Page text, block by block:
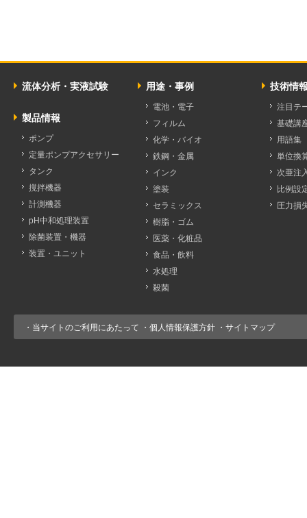
流体分析・実液試験
製品情報
ポンプ
定量ポンプアクセサリー
タンク
撹拌機器
計測機器
pH中和処理装置
除菌装置・機器
装置・ユニット
用途・事例
電池・電子
フィルム
化学・バイオ
鉄鋼・金属
インク
塗装
セラミックス
樹脂・ゴム
医薬・化粧品
食品・飲料
水処理
殺菌
技術情
注目テ
基礎講
用語集
単位換
次亜注
比例設
圧力損
・ 当サイトのご利用にあたって ・ 個人情報保護方針 ・ サイトマップ